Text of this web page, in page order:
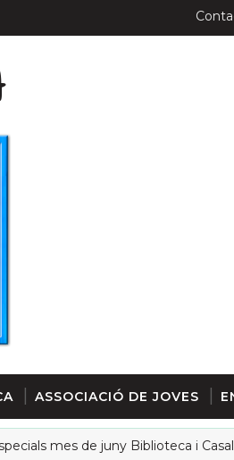
ASSOCIACIÓ DE JOVES
mes de juny Biblioteca i Casal de